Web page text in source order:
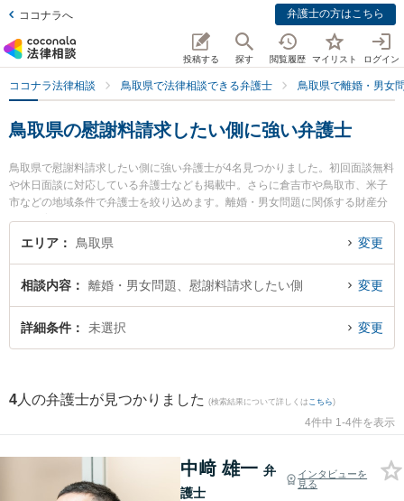
ココナラへ 弁護士の方はこちら
投稿する 探す 閲覧履歴 マイリスト ログイン
ココナラ法律相談 鳥取県で法律相談できる弁護士 鳥取県で離婚・男女
鳥取県の慰謝料請求したい側に強い弁護士
鳥取県で慰謝料請求したい側に強い弁護士が4名見つかりました。初回面談無料
や休日面談に対応している弁護士なども掲載中。さらに倉吉市や鳥取市、米子
市などの地域条件で弁護士を絞り込めます。離婚・男女問題に関係する財産分
与や養育費、親権等の細かな分野での絞り込み検索もでき便利です。特に弁護
士法人はくと総合法律事務所の中﨑 雄一弁護士や倉吉ひかり法律事務所の辻本
たい側のトラブルを今すぐに弁護士に相談したい』『慰謝料請求したい側のト
ラブル解決の実績豊富な近くの弁護士を検索したい』『初回相談無料で慰謝料
請求したい側を法律相談できる鳥取県内の弁護士に相談予約したい』などでお
エリア 鳥取県 変更
相談内容 離婚・男女問題、慰謝料請求したい側 変更
詳細条件 未選択 変更
4 人の弁護士が見つかりました (検索結果について詳しくは こちら)
4件中 1-4件を表示
中﨑 雄一 弁
護士
インタビューを
見る